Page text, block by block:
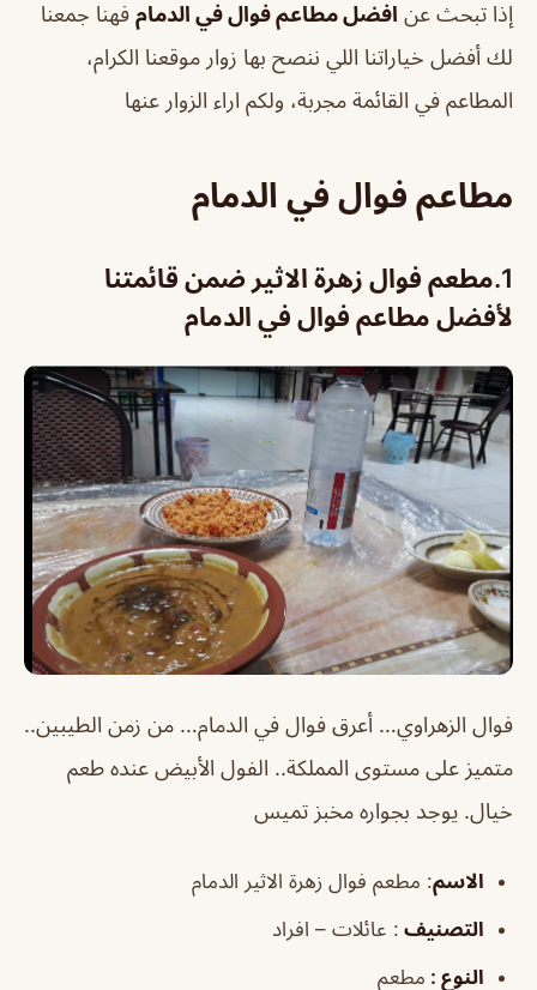
إذا تبحث عن افضل مطاعم فوال في الدمام فهنا جمعنا
لك أفضل خياراتنا اللي ننصح بها زوار موقعنا الكرام،
المطاعم في القائمة مجربة، ولكم اراء الزوار عنها
مطاعم فوال في الدمام
1. مطعم فوال زهرة الاثير ضمن قائمتنا
لأفضل مطاعم فوال في الدمام
فوال الزهراوي… أعرق فوال في الدمام… من زمن الطيبين..
متميز على مستوى المملكة.. الفول الأبيض عنده طعم
خيال. يوجد بجواره مخبز تميس
الاسم: مطعم فوال زهرة الاثير الدمام
التصنيف : عائلات – افراد
النوع : مطعم